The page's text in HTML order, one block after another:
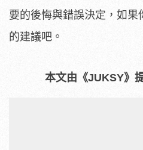
要的後悔與錯誤決定，如果
的建議吧。
本文由《JUKSY》